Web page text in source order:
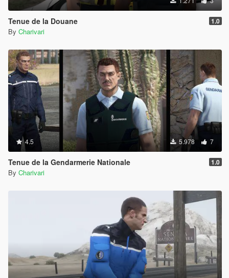
Tenue de la Douane 1.0
By Charivari
4.5 5.978 7
Tenue de la Gendarmerie Nationale 1.0
By Charivari